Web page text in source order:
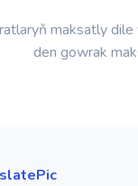
maksatly
den gowrak